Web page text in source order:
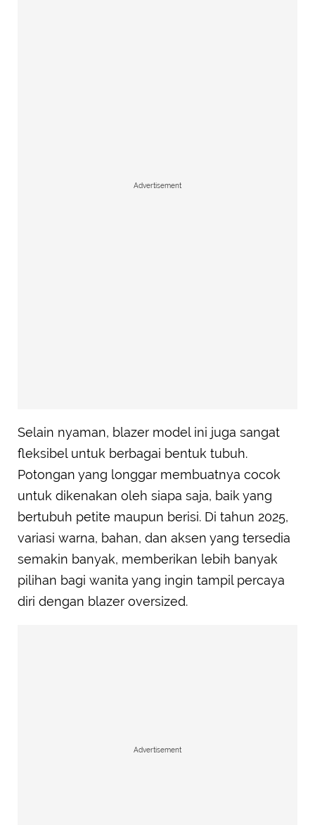
Advertisement
Selain nyaman, blazer model ini juga sangat
fleksibel untuk berbagai bentuk tubuh.
Potongan yang longgar membuatnya cocok
untuk dikenakan oleh siapa saja, baik yang
bertubuh petite maupun berisi. Di tahun 2025,
variasi warna, bahan, dan aksen yang tersedia
semakin banyak, memberikan lebih banyak
pilihan bagi wanita yang ingin tampil percaya
diri dengan blazer oversized.
Advertisement